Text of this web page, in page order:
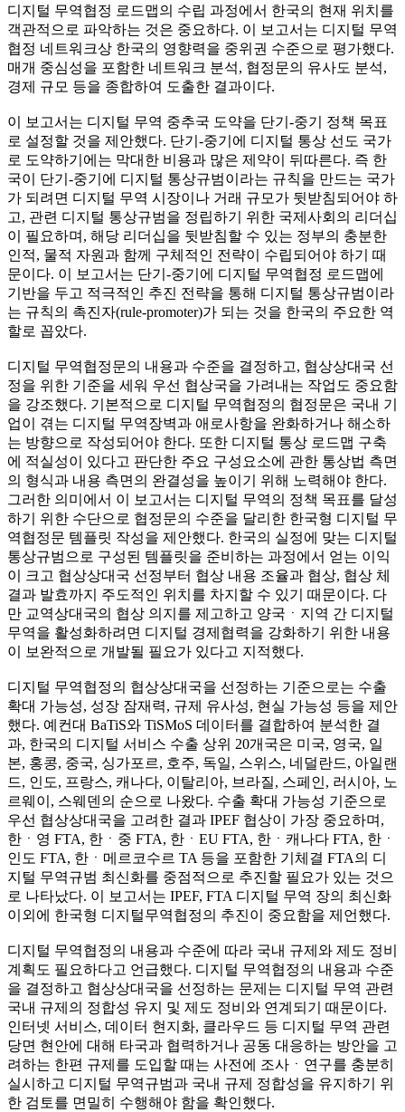
디지털 무역협정 로드맵의 수립 과정에서 한국의 현재 위치를
객관적으로 파악하는 것은 중요하다. 이 보고서는 디지털 무역
협정 네트워크상 한국의 영향력을 중위권 수준으로 평가했다.
매개 중심성을 포함한 네트워크 분석, 협정문의 유사도 분석,
경제 규모 등을 종합하여 도출한 결과이다.
이 보고서는 디지털 무역 중추국 도약을 단기-중기 정책 목표
로 설정할 것을 제안했다. 단기-중기에 디지털 통상 선도 국가
로 도약하기에는 막대한 비용과 많은 제약이 뒤따른다. 즉 한
국이 단기-중기에 디지털 통상규범이라는 규칙을 만드는 국가
가 되려면 디지털 무역 시장이나 거래 규모가 뒷받침되어야 하
고, 관련 디지털 통상규범을 정립하기 위한 국제사회의 리더십
이 필요하며, 해당 리더십을 뒷받침할 수 있는 정부의 충분한
인적, 물적 자원과 함께 구체적인 전략이 수립되어야 하기 때
문이다. 이 보고서는 단기-중기에 디지털 무역협정 로드맵에
기반을 두고 적극적인 추진 전략을 통해 디지털 통상규범이라
는 규칙의 촉진자(rule-promoter)가 되는 것을 한국의 주요한 역
할로 꼽았다.
디지털 무역협정문의 내용과 수준을 결정하고, 협상상대국 선
정을 위한 기준을 세워 우선 협상국을 가려내는 작업도 중요함
을 강조했다. 기본적으로 디지털 무역협정의 협정문은 국내 기
업이 겪는 디지털 무역장벽과 애로사항을 완화하거나 해소하
는 방향으로 작성되어야 한다. 또한 디지털 통상 로드맵 구축
에 적실성이 있다고 판단한 주요 구성요소에 관한 통상법 측면
의 형식과 내용 측면의 완결성을 높이기 위해 노력해야 한다.
그러한 의미에서 이 보고서는 디지털 무역의 정책 목표를 달성
하기 위한 수단으로 협정문의 수준을 달리한 한국형 디지털 무
역협정문 템플릿 작성을 제안했다. 한국의 실정에 맞는 디지털
통상규범으로 구성된 템플릿을 준비하는 과정에서 얻는 이익
이 크고 협상상대국 선정부터 협상 내용 조율과 협상, 협상 체
결과 발효까지 주도적인 위치를 차지할 수 있기 때문이다. 다
만 교역상대국의 협상 의지를 제고하고 양국ㆍ지역 간 디지털
무역을 활성화하려면 디지털 경제협력을 강화하기 위한 내용
이 보완적으로 개발될 필요가 있다고 지적했다.
디지털 무역협정의 협상상대국을 선정하는 기준으로는 수출
확대 가능성, 성장 잠재력, 규제 유사성, 현실 가능성 등을 제안
했다. 예컨대 BaTiS와 TiSMoS 데이터를 결합하여 분석한 결
과, 한국의 디지털 서비스 수출 상위 20개국은 미국, 영국, 일
본, 홍콩, 중국, 싱가포르, 호주, 독일, 스위스, 네덜란드, 아일랜
드, 인도, 프랑스, 캐나다, 이탈리아, 브라질, 스페인, 러시아, 노
르웨이, 스웨덴의 순으로 나왔다. 수출 확대 가능성 기준으로
우선 협상상대국을 고려한 결과 IPEF 협상이 가장 중요하며,
한ㆍ영 FTA, 한ㆍ중 FTA, 한ㆍEU FTA, 한ㆍ캐나다 FTA, 한ㆍ
인도 FTA, 한ㆍ메르코수르 TA 등을 포함한 기체결 FTA의 디
지털 무역규범 최신화를 중점적으로 추진할 필요가 있는 것으
로 나타났다. 이 보고서는 IPEF, FTA 디지털 무역 장의 최신화
이외에 한국형 디지털무역협정의 추진이 중요함을 제언했다.
디지털 무역협정의 내용과 수준에 따라 국내 규제와 제도 정비
계획도 필요하다고 언급했다. 디지털 무역협정의 내용과 수준
을 결정하고 협상상대국을 선정하는 문제는 디지털 무역 관련
국내 규제의 정합성 유지 및 제도 정비와 연계되기 때문이다.
인터넷 서비스, 데이터 현지화, 클라우드 등 디지털 무역 관련
당면 현안에 대해 타국과 협력하거나 공동 대응하는 방안을 고
려하는 한편 규제를 도입할 때는 사전에 조사ㆍ연구를 충분히
실시하고 디지털 무역규범과 국내 규제 정합성을 유지하기 위
한 검토를 면밀히 수행해야 함을 확인했다.